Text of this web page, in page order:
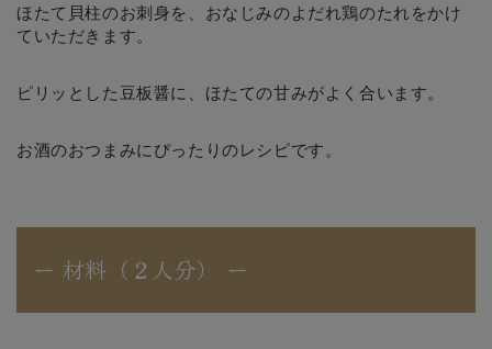
ほたて貝柱のお刺身を、おなじみのよだれ鶏のたれをかけ
ていただきます。
ピリッとした豆板醤に、ほたての甘みがよく合います。
お酒のおつまみにぴったりのレシピです。
ー 材料（２人分） ー